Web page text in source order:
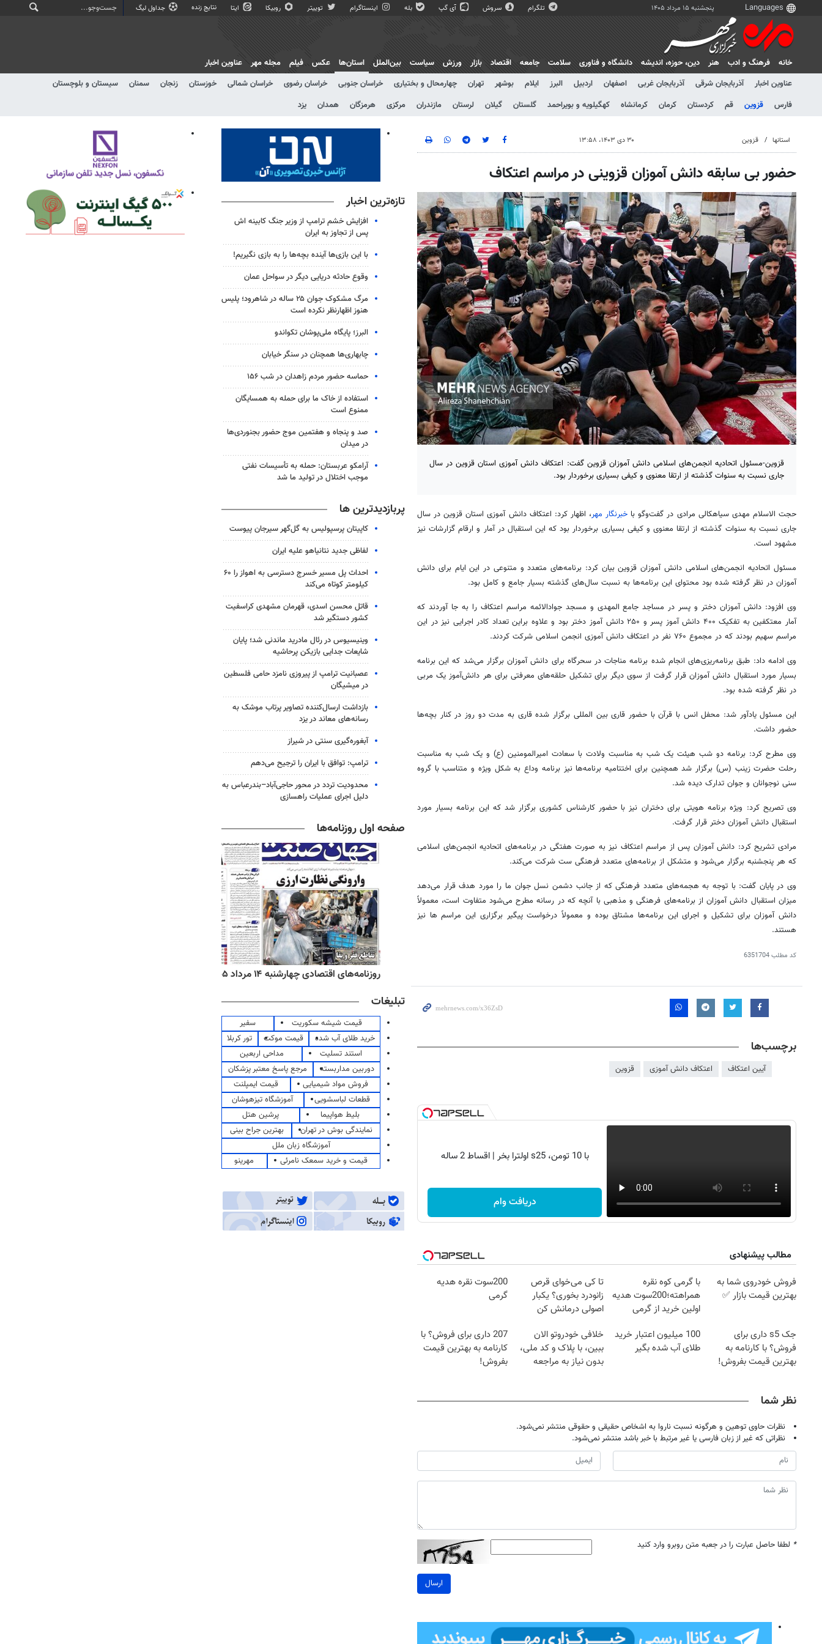
پنجشنبه ۱۵ مرداد ۱۴۰۵ تلگرام سروش آی گپ بله اینستاگرام توییتر روبیکا ایتا نتایج زنده جداول لیگ
خانه فرهنگ و ادب هنر دين، حوزه، انديشه دانشگاه و فناوری سلامت جامعه اقتصاد بازار ورزش سیاست بین‌الملل
استان‌ها
عناوین اخبار
آذربایجان شرقی آذربایجان غربی اصفهان اردبیل البرز ایلام بوشهر تهران چهارمحال و بختیاری خراسان جنوبی خراسان رضوی خراسان شمالی خوزستان زنجان سمنان
سیستان و بلوچستان
فارس
قزوین قم کردستان کرمان کرمانشاه کهگیلویه و بویراحمد گلستان گیلان لرستان مازندران مرکزی هرمزگان همدان یزد
عکس فیلم مجله مهر عناوین اخبار
استانها قزوین ۳۰ دی ۱۴۰۳، ۱۳:۵۸
حضور بی سابقه دانش آموزان قزوینی در مراسم اعتکاف
قزوین-مسئول اتحادیه انجمن‌های اسلامی دانش آموزان قزوین گفت: اعتکاف دانش آموزی استان قزوین در سال
جاری نسبت به سنوات گذشته از ارتقا معنوی و کیفی بسیاری برخوردار بود.
حجت الاسلام مهدی سیاهکالی مرادی در گفت‌وگو با خبرنگار مهر، اظهار کرد: اعتکاف دانش آموزی استان قزوین در سال
جاری نسبت به سنوات گذشته از ارتقا معنوی و کیفی بسیاری برخوردار بود که این استقبال در آمار و ارقام گزارشات نیز
مشهود است.
مسئول اتحادیه انجمن‌های اسلامی دانش آموزان قزوین بیان کرد: برنامه‌های متعدد و متنوعی در این ایام برای دانش
آموزان در نظر گرفته شده بود محتوای این برنامه‌ها به نسبت سال‌های گذشته بسیار جامع و کامل بود.
وی افزود: دانش آموزان دختر و پسر در مساجد جامع المهدی و مسجد جوادالائمه مراسم اعتکاف را به جا آوردند که
آمار معتکفین به تفکیک ۴۰۰ دانش آموز پسر و ۲۵۰ دانش آموز دختر بود و علاوه براین تعداد کادر اجرایی نیز در این
مراسم سهیم بودند که در مجموع ۷۶۰ نفر در اعتکاف دانش آموزی انجمن اسلامی شرکت کردند.
وی ادامه داد: طبق برنامه‌ریزی‌های انجام شده برنامه مناجات در سحرگاه برای دانش آموزان برگزار می‌شد که این برنامه
بسیار مورد استقبال دانش آموزان قرار گرفت از سوی دیگر برای تشکیل حلقه‌های معرفتی برای هر دانش‌آموز یک مربی
در نظر گرفته شده بود.
این مسئول یادآور شد: محفل انس با قرآن با حضور قاری بین المللی برگزار شده قاری به مدت دو روز در کنار بچه‌ها
حضور داشت.
وی مطرح کرد: برنامه دو شب هیئت یک شب به مناسبت ولادت با سعادت امیرالمومنین (ع) و یک شب به مناسبت
رحلت حضرت زینب (س) برگزار شد همچنین برای اختتامیه برنامه‌ها نیز برنامه وداع به شکل ویژه و متناسب با گروه
سنی نوجوانان و جوان تدارک دیده شد.
وی تصریح کرد: ویژه برنامه هویتی برای دختران نیز با حضور کارشناس کشوری برگزار شد که این برنامه بسیار مورد
استقبال دانش آموزان دختر قرار گرفت.
مرادی تشریح کرد: دانش آموزان پس از مراسم اعتکاف نیز به صورت هفتگی در برنامه‌های اتحادیه انجمن‌های اسلامی
که هر پنجشنبه برگزار می‌شود و متشکل از برنامه‌های متعدد فرهنگی ست شرکت می‌کند.
وی در پایان گفت: با توجه به هجمه‌های متعدد فرهنگی که از جانب دشمن نسل جوان ما را مورد هدف قرار می‌دهد
میزان استقبال دانش آموزان از برنامه‌های فرهنگی و مذهبی با آنچه که در رسانه مطرح می‌شود متفاوت است، معمولاً
دانش آموزان برای تشکیل و اجرای این برنامه‌ها مشتاق بوده و معمولاً درخواست پیگیر برگزاری این مراسم ها نیز
هستند.
کد مطلب6351704
برچسب‌ها
آیین اعتکاف اعتکاف دانش آموزی قزوین
با 10 تومن، s25 اولترا بخر | اقساط 2 ساله
دریافت وام
مطالب پیشنهادی
فروش خودروی شما به
بهترین قیمت بازار ✅
با گرمی کوه نقره
همراهته؛200سوت هدیه
اولین خرید از گرمی
تا کی می‌خوای قرص
زانودرد بخوری؟ یکبار
اصولی درمانش کن
200سوت نقره هدیه
گرمی
جک s5 داری برای
فروش؟ با کارنامه به
بهترین قیمت بفروش!
100 میلیون اعتبار خرید
طلای آب شده بگیر
خلافی خودروتو الان
ببین، با پلاک و کد ملی،
بدون نیاز به مراجعه
207 داری برای فروش؟ با
کارنامه به بهترین قیمت
بفروش!
نظر شما
نظرات حاوی توهین و هرگونه نسبت ناروا به اشخاص حقیقی و حقوقی منتشر نمی‌شود.
نظراتی که غیر از زبان فارسی یا غیر مرتبط با خبر باشد منتشر نمی‌شود.
* لطفا حاصل عبارت را در جعبه متن روبرو وارد کنید
ارسال
تازه‌ترین اخبار
افزایش خشم ترامپ از وزیر جنگ کابینه اش
پس از تجاوز به ایران
با این بازی‌ها آینده بچه‌ها را به بازی نگیریم!
وقوع حادثه دریایی دیگر در سواحل عمان
مرگ مشکوک جوان ۲۵ ساله در شاهرود؛ پلیس
هنوز اظهارنظر نکرده است
البرز؛ پایگاه ملی‌پوشان تکواندو
چابهاری‌ها همچنان در سنگر خیابان
حماسه حضور مردم زاهدان در شب ۱۵۶
استفاده از خاک ما برای حمله به همسایگان
ممنوع است
صد و پنجاه و هفتمین موج حضور بجنوردی‌ها
در میدان
آرامکو عربستان: حمله به تأسیسات نفتی
موجب اختلال در تولید ما شد
پربازدیدترین ها
کاپیتان پرسپولیس به گل‌گهر سیرجان پیوست
لفاظی جدید نتانیاهو علیه ایران
احداث پل مسیر خسرج دسترسی به اهواز را ۶۰
کیلومتر کوتاه می‌کند
قاتل محسن اسدی، قهرمان مشهدی کراسفیت
کشور دستگیر شد
وینیسیوس در رئال مادرید ماندنی شد؛ پایان
شایعات جدایی بازیکن پرحاشیه
عصبانیت ترامپ از پیروزی نامزد حامی فلسطین
در میشیگان
بازداشت ارسال‌کننده تصاویر پرتاب موشک به
رسانه‌های معاند در یزد
آبغوره‌گیری سنتی در شیراز
ترامپ: توافق با ایران را ترجیح می‌دهم
محدودیت تردد در محور حاجی‌آباد–بندرعباس به
دلیل اجرای عملیات راهسازی
صفحه اول روزنامه‌ها
روزنامه‌های اقتصادی چهارشنبه ۱۴ مرداد ۱۴۰۵
تبلیغات
قیمت شیشه سکوریت
سفیر
خرید طلای آب شده
قیمت موکت
تور کربلا
استند تسلیت
مداحی اربعین
دوربین مداربسته
مرجع پاسخ معتبر پزشکان
فروش مواد شیمیایی
قیمت ایمپلنت
قطعات لباسشویی
آموزشگاه تیزهوشان
بلیط هواپیما
پرشین هتل
نمایندگی بوش در تهران
بهترین جراح بینی
آموزشگاه زبان ملل
قیمت و خرید سمعک نامرئی
مهرینو